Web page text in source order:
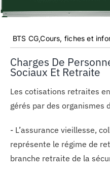
BTS CG,Cours, fiches et
Charges De
Sociaux Et Retraite
Les cotisations retraites
gérés par des organismes
- L’assurance vieillesse,
représente le régime de
branche retraite de la